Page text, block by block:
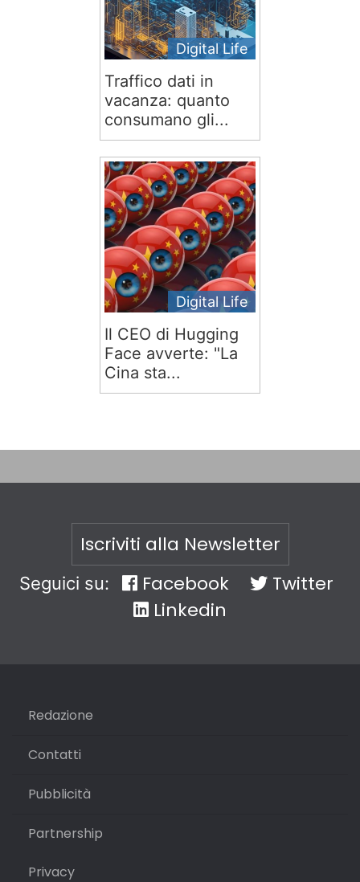
Digital Life
Traffico dati in
vacanza: quanto
consumano gli...
Digital Life
Il CEO di Hugging
Face avverte: "La
Cina sta...
Iscriviti alla Newsletter
Seguici su: Facebook
Twitter
Linkedin
Redazione
Contatti
Pubblicità
Partnership
Privacy